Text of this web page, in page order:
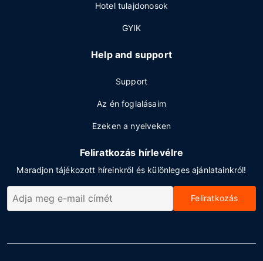
Hotel tulajdonosok
GYIK
Help and support
Support
Az én foglalásaim
Ezeken a nyelveken
Feliratkozás hírlevélre
Maradjon tájékozott híreinkről és különleges ajánlatainkról!
Feliratkozás